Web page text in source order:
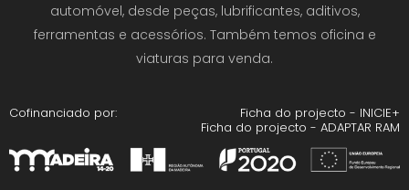
automóvel, desde peças, lubrificantes, aditivos,
ferramentas e acessórios. Também temos oficina e
viaturas para venda.
Cofinanciado por:
Ficha do projecto - INICIE+
Ficha do projecto - ADAPTAR RAM